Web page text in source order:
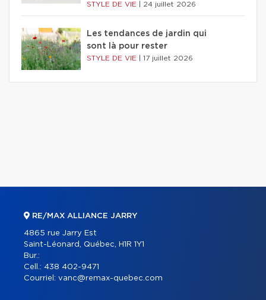
STYLE DE VIE 24 juillet 2026
Les tendances de jardin qui
sont là pour rester
STYLE DE VIE 17 juillet 2026
RE/MAX ALLIANCE JARRY
4865 rue Jarry Est
Saint-Léonard, Québec, H1R 1Y1
Bur.:
Cell.: 438 402-9471
Courriel: vanc@remax-quebec.com